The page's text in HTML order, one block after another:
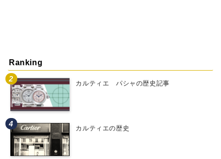
Ranking
カルティエ パシャの歴史記事
カルティエの歴史